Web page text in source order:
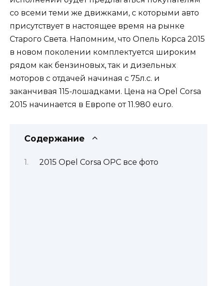
со всеми теми же движками, с которыми авто
присутствует в настоящее время на рынке
Старого Света. Напомним, что Опель Корса 2015
в новом поколении комплектуется широким
рядом как бензиновых, так и дизельных
моторов с отдачей начиная с 75л.с. и
заканчивая 115-лошадками. Цена на Opel Corsa
2015 начинается в Европе от 11.980 euro.
Содержание
2015 Opel Corsa OPC все фото